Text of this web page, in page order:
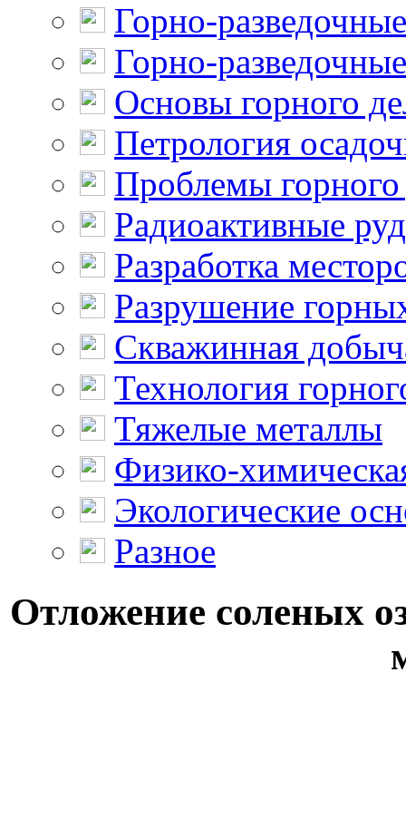
Горно-
Горно-
Основы горного
Петрология
Проблемы горного
Радиоактивные
Разработка
Разрушение
Скважинная
Технология
Тяжелые металлы
Физико-
Экологические
Разное
Отложение соленых